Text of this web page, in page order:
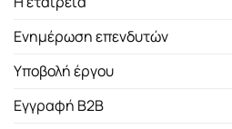
Ενημέρωση επενδυτών
Υποβολή έργου
Εγγραφή B2B